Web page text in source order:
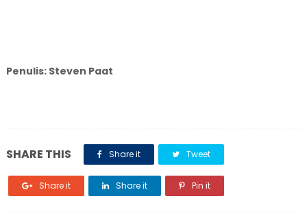
Penulis: Steven Paat
SHARE THIS Share it Tweet
Share it Share it Pin it